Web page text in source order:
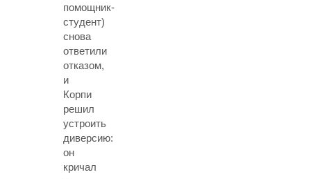
помощник-
студент)
снова
ответили
отказом,
и
Корпи
решил
устроить
диверсию:
он
кричал